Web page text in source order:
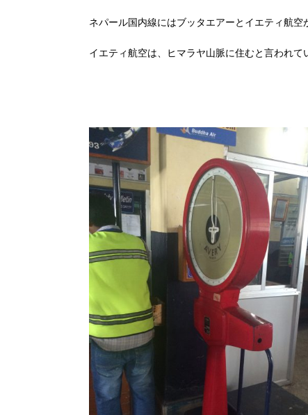
ネパール国内線にはブッタエアーとイエティ航空
イエティ航空は、ヒマラヤ山脈に住むと言われて